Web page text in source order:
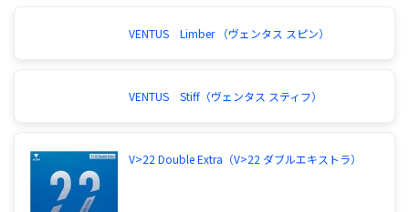
VENTUS Limber （ヴェンタス スピン）
VENTUS Stiff（ヴェンタス スティフ）
V>22 Double Extra（V>22 ダブルエキストラ）